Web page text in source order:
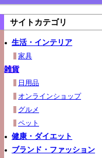
サイトカテゴリ
生活・インテリア
家具
雑貨
日用品
オンラインショップ
グルメ
ペット
健康・ダイエット
ブランド・ファッション